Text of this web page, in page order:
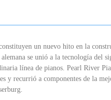
un nuevo hito en la
se unió a la tecnología del
línea de pianos. Pearl River
y recurrió a componentes de la